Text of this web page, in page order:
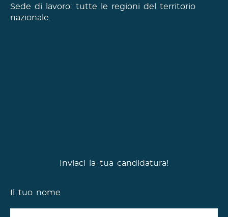
Sede di lavoro: tutte le regioni del territorio
nazionale.
Inviaci la tua candidatura!
Il tuo nome